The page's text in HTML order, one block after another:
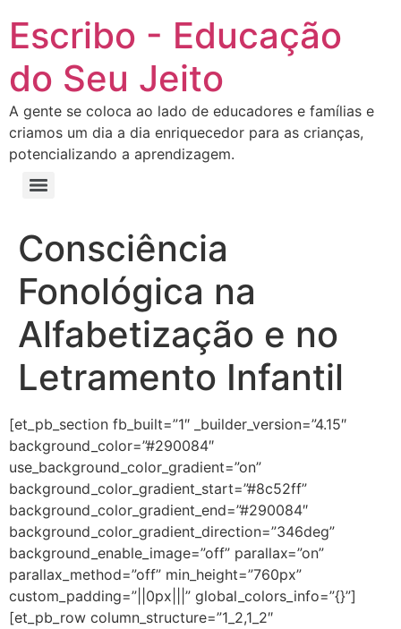
Escribo - Educação
do Seu Jeito
A gente se coloca ao lado de educadores e famílias e
criamos um dia a dia enriquecedor para as crianças,
potencializando a aprendizagem.
Consciência
Fonológica na
Alfabetização e no
Letramento Infantil
[et_pb_section fb_built=”1″ _builder_version=”4.15″
background_color=”#290084″
use_background_color_gradient=”on”
background_color_gradient_start=”#8c52ff”
background_color_gradient_end=”#290084″
background_color_gradient_direction=”346deg”
background_enable_image=”off” parallax=”on”
parallax_method=”off” min_height=”760px”
custom_padding=”||0px|||” global_colors_info=”{}”]
[et_pb_row column_structure=”1_2,1_2″